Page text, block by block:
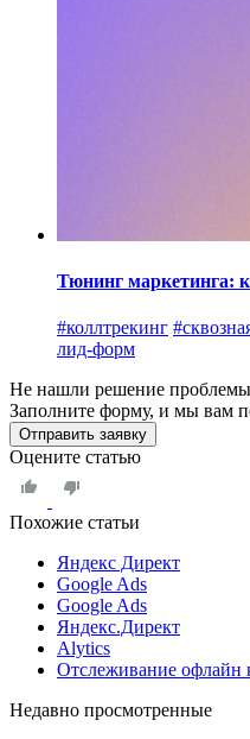
Тюнинг маркетинга:
#коллтрекинг
лид-форм
Не нашли решение
Заполните форму, и мы вам
Отправить заявку
Оцените статью
Похожие статьи
Яндекс Директ
Google Ads
Google Ads
Яндекс.Директ
Alytics
Отслеживание офлайн
Недавно просмoтренные